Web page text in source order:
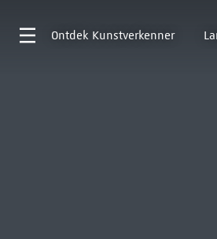
Ontdek Kunstverkenner